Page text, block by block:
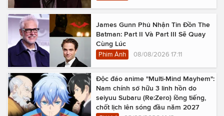
James Gunn Phủ Nhận Tin Đồn The
Batman: Part II Và Part III Sẽ Quay
Cùng Lúc
Phim Ảnh 08/08/2026 17:11
Độc đáo anime "Multi-Mind Mayhem":
Nam chính sở hữu 3 linh hồn do
seiyuu Subaru (Re:Zero) lồng tiếng,
chốt lịch lên sóng đầu năm 2027